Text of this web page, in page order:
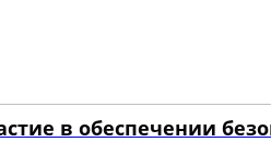
в обеспечении